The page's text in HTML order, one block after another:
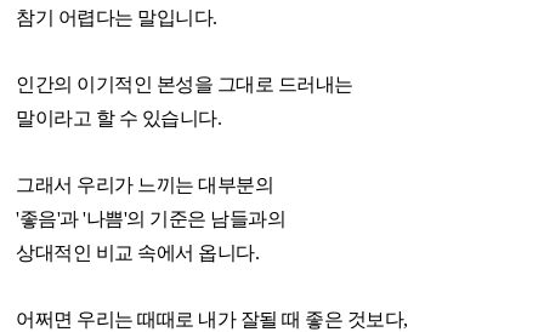
참기 어렵다는 말입니다.
인간의 이기적인 본성을 그대로 드러내는
말이라고 할 수 있습니다.
그래서 우리가 느끼는 대부분의
'좋음'과 '나쁨'의 기준은 남들과의
상대적인 비교 속에서 옵니다.
어쩌면 우리는 때때로 내가 잘될 때 좋은 것보다,